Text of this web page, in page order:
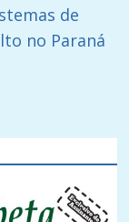
de
no Paraná